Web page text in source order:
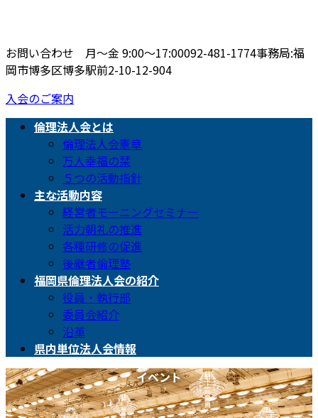
お問い合わせ 月〜金 9:00〜17:00092-481-1774事務局:福
岡市博多区博多駅前2-10-12-904
入会のご案内
倫理法人会とは
倫理法人会憲章
万人幸福の栞
５つの活動指針
主な活動内容
経営者モーニングセミナー
活力朝礼の推進
各種研修の促進
後継者倫理塾
福岡県倫理法人会の紹介
役員・執行部
委員会紹介
沿革
県内単位法人会情報
イベント